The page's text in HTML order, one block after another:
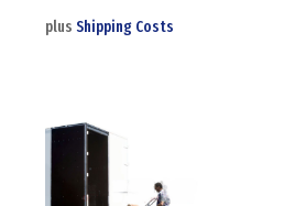
plusShipping Costs